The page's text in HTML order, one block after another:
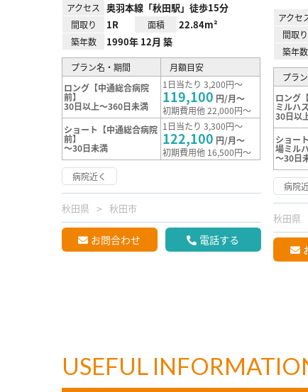
アクセス 奥羽本線「秋田駅」徒歩15分
間取り 1R 面積 22.84m²
築年数 1990年 12月 築
プラン名・期間
月額目安
ロング【中通総合病院
前】
30日以上～360日未満
1日当たり 3,200円～
119,100 円/月～
初期費用他 22,000円～
ショート【中通総合病院
前】
～30日未満
1日当たり 3,300円～
122,100 円/月～
初期費用他 16,500円～
病院近く
秋田県 秋田市
お問合わせ 電話する
アクセ
間取り
築年数
プラ
ロング
ミルハ
30日以
ショー
場ミル
～30日
病院
秋田県
USEFUL